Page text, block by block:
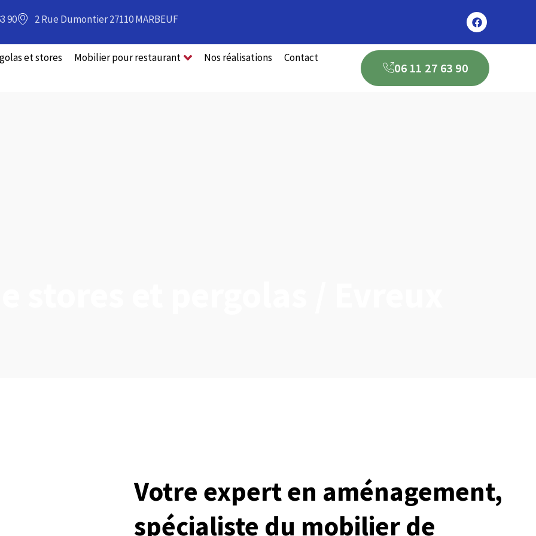
90 2 Rue Dumontier 27110 MARBEUF
et stores Mobilier pour restaurant Nos réalisations Contact
06 11 27 63 90
Votre expert en aménagement,
spécialiste du mobilier de